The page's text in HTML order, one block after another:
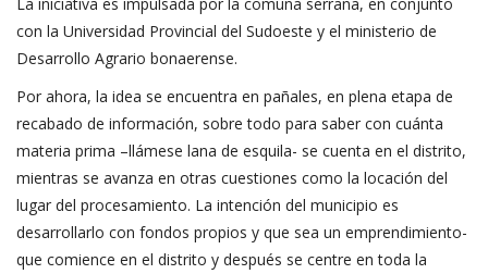
con la Universidad Provincial del Sudoeste y el ministerio de
Desarrollo Agrario bonaerense.
Por ahora, la idea se encuentra en pañales, en plena etapa de
recabado de información, sobre todo para saber con cuánta
materia prima –llámese lana de esquila- se cuenta en el distrito,
mientras se avanza en otras cuestiones como la locación del
lugar del procesamiento. La intención del municipio es
desarrollarlo con fondos propios y que sea un emprendimiento-
que comience en el distrito y después se centre en toda la